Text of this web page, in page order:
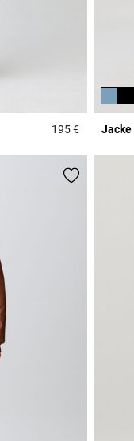
195 €4 out of 5
Jacke